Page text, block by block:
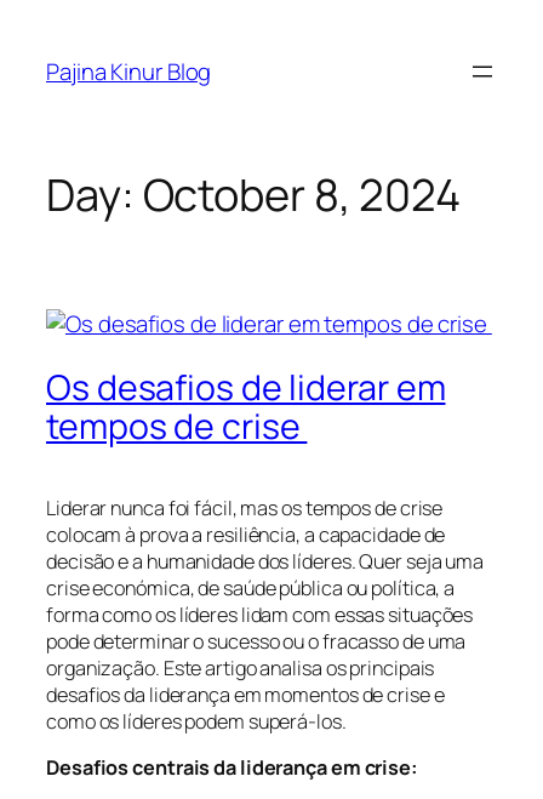
content
Pajina Kinur Blog
Day: October 8, 2024
Os desafios de liderar em
tempos de crise
Liderar nunca foi fácil, mas os tempos de crise
colocam à prova a resiliência, a capacidade de
decisão e a humanidade dos líderes. Quer seja uma
crise económica, de saúde pública ou política, a
forma como os líderes lidam com essas situações
pode determinar o sucesso ou o fracasso de uma
organização. Este artigo analisa os principais
desafios da liderança em momentos de crise e
como os líderes podem superá-los.
Desafios centrais da liderança em crise: